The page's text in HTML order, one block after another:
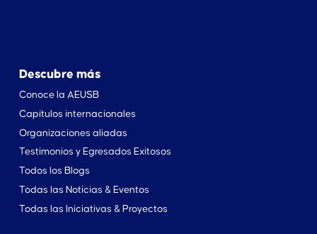
Descubre más
Conoce la AEUSB
Capítulos internacionales
Organizaciones aliadas
Testimonios y Egresados Exitosos
Todos los Blogs
Todas las Noticias & Eventos
Todas las Iniciativas & Proyectos